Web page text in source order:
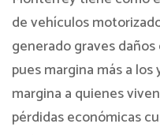
de vehículos
generado graves
pues margina más a
margina a quienes
pérdidas económicas